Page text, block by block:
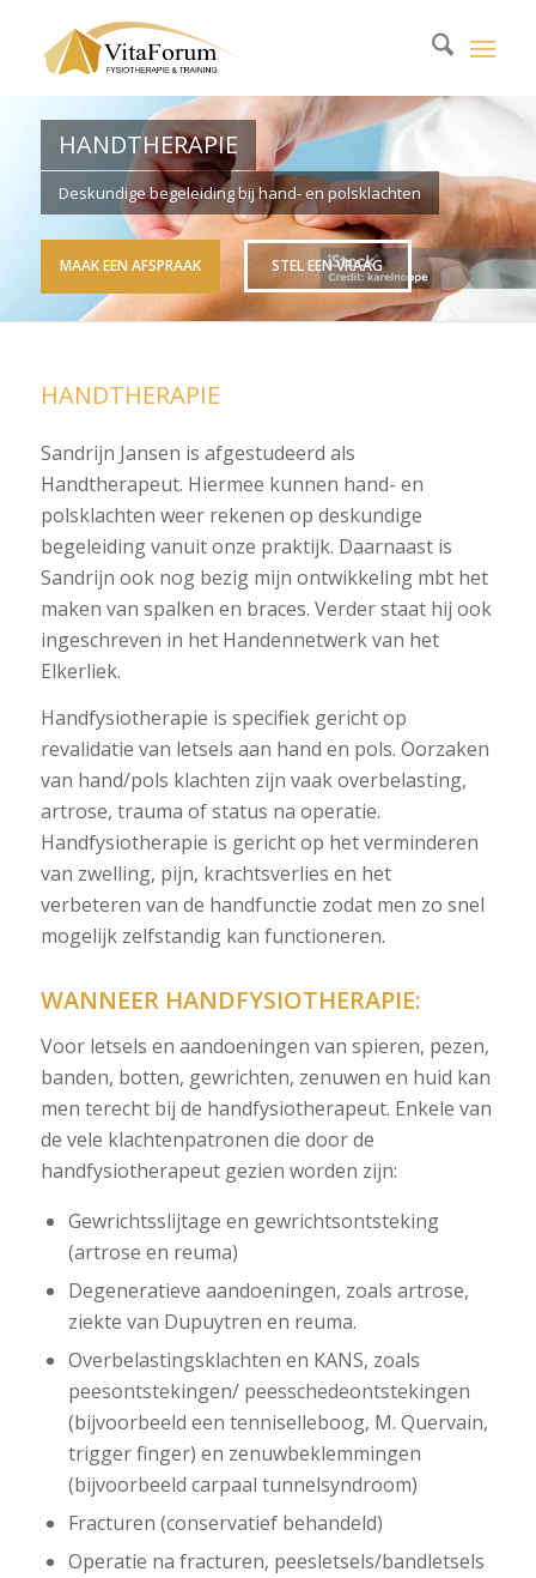
HANDTHERAPIE
Deskundige begeleiding bij hand- en polsklachten
MAAK EEN AFSPRAAK STEL EEN VRAAG
HANDTHERAPIE
Sandrijn Jansen is afgestudeerd als
Handtherapeut. Hiermee kunnen hand- en
polsklachten weer rekenen op deskundige
begeleiding vanuit onze praktijk. Daarnaast is
Sandrijn ook nog bezig mijn ontwikkeling mbt het
maken van spalken en braces. Verder staat hij ook
ingeschreven in het Handennetwerk van het
Elkerliek.
Handfysiotherapie is specifiek gericht op
revalidatie van letsels aan hand en pols. Oorzaken
van hand/pols klachten zijn vaak overbelasting,
artrose, trauma of status na operatie.
Handfysiotherapie is gericht op het verminderen
van zwelling, pijn, krachtsverlies en het
verbeteren van de handfunctie zodat men zo snel
mogelijk zelfstandig kan functioneren.
WANNEER HANDFYSIOTHERAPIE:
Voor letsels en aandoeningen van spieren, pezen,
banden, botten, gewrichten, zenuwen en huid kan
men terecht bij de handfysiotherapeut. Enkele van
de vele klachtenpatronen die door de
handfysiotherapeut gezien worden zijn:
Gewrichtsslijtage en gewrichtsontsteking
(artrose en reuma)
Degeneratieve aandoeningen, zoals artrose,
ziekte van Dupuytren en reuma.
Overbelastingsklachten en KANS, zoals
peesontstekingen/ peesschedeontstekingen
(bijvoorbeeld een tenniselleboog, M. Quervain,
trigger finger) en zenuwbeklemmingen
(bijvoorbeeld carpaal tunnelsyndroom)
Fracturen (conservatief behandeld)
Operatie na fracturen, peesletsels/bandletsels